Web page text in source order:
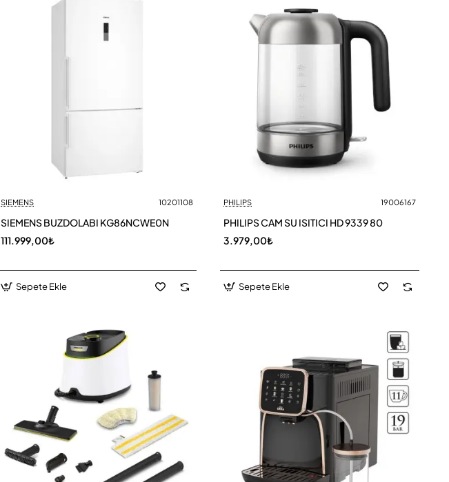
SIEMENS 10201108
SIEMENS BUZDOLABI KG86NCWE0N
111.999,00₺
Sepete Ekle
PHILIPS 19006167
PHILIPS CAM SU ISITICI HD 9339 80
3.979,00₺
Sepete Ekle